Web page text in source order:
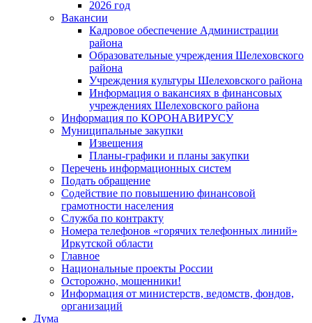
2026 год
Вакансии
Кадровое обеспечение Администрации
района
Образовательные учреждения Шелеховского
района
Учреждения культуры Шелеховского района
Информация о вакансиях в финансовых
учреждениях Шелеховского района
Информация по КОРОНАВИРУСУ
Муниципальные закупки
Извещения
Планы-графики и планы закупки
Перечень информационных систем
Подать обращение
Содействие по повышению финансовой
грамотности населения
Служба по контракту
Номера телефонов «горячих телефонных линий»
Иркутской области
Главное
Национальные проекты России
Осторожно, мошенники!
Информация от министерств, ведомств, фондов,
организаций
Дума